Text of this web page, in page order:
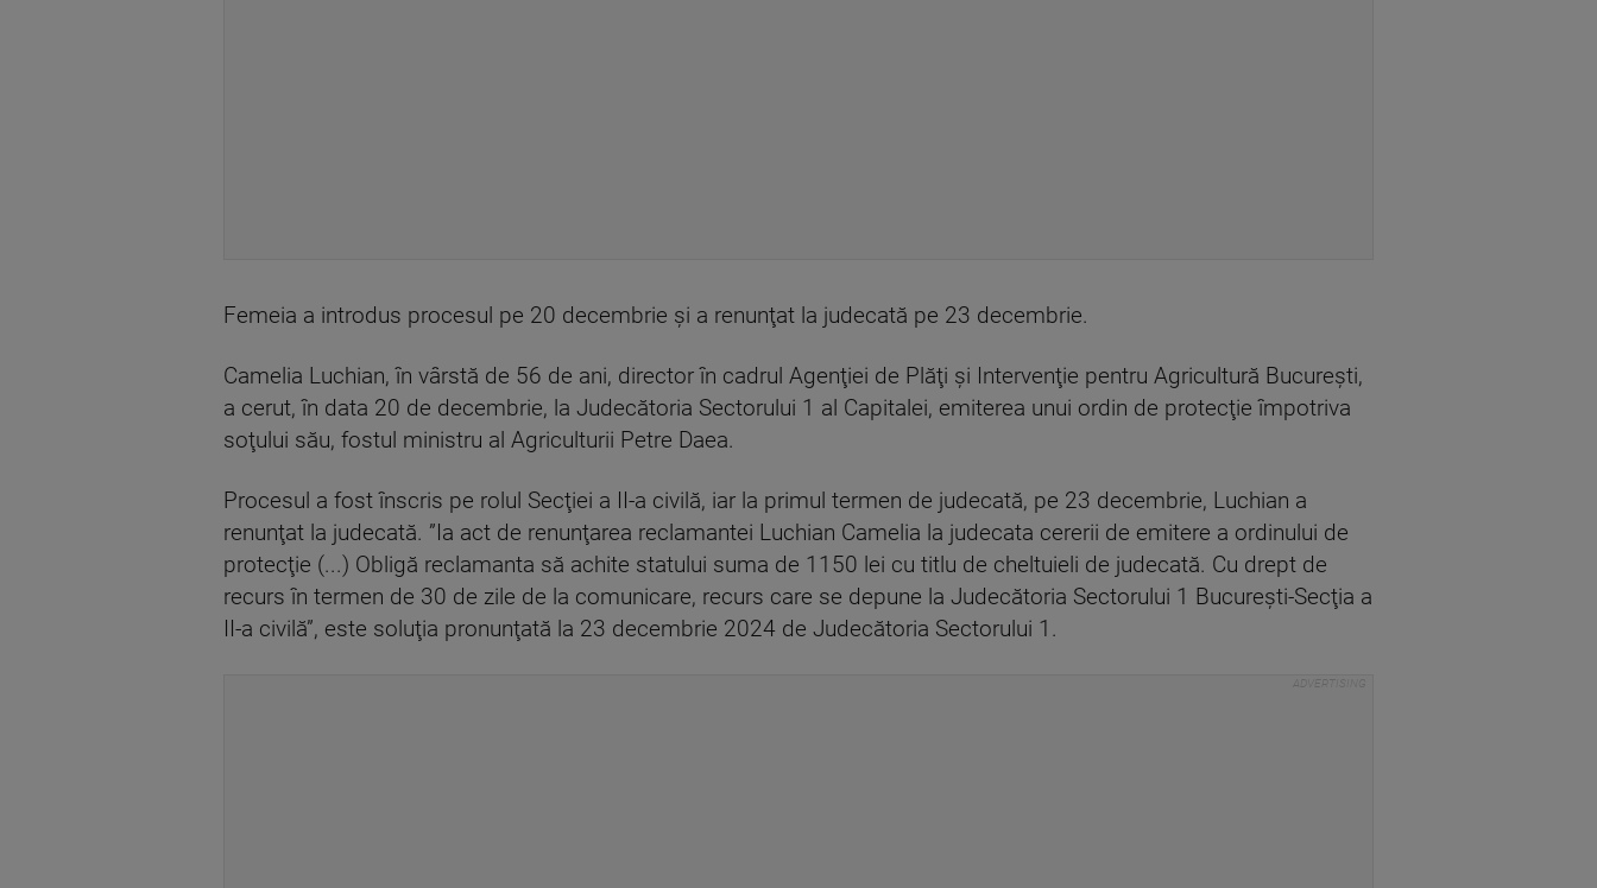
Femeia a introdus procesul pe 20 decembrie şi a renunţat la judecată pe 23 decembrie.
Camelia Luchian, în vârstă de 56 de ani, director în cadrul Agenţiei de Plăţi şi Intervenţie pentru Agricultură Bucureşti,
a cerut, în data 20 de decembrie, la Judecătoria Sectorului 1 al Capitalei, emiterea unui ordin de protecţie împotriva
soţului său, fostul ministru al Agriculturii Petre Daea.
Procesul a fost înscris pe rolul Secţiei a II-a civilă, iar la primul termen de judecată, pe 23 decembrie, Luchian a
renunţat la judecată. ”Ia act de renunţarea reclamantei Luchian Camelia la judecata cererii de emitere a ordinului de
protecţie (...) Obligă reclamanta să achite statului suma de 1150 lei cu titlu de cheltuieli de judecată. Cu drept de
recurs în termen de 30 de zile de la comunicare, recurs care se depune la Judecătoria Sectorului 1 Bucureşti-Secţia a
II-a civilă”, este soluţia pronunţată la 23 decembrie 2024 de Judecătoria Sectorului 1.